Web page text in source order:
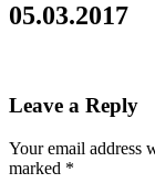
05.03.2017
Leave a Reply
Your email address
marked *